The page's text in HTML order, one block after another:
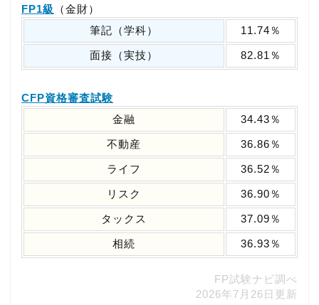
FP1級
（金財）
筆記（学科）
11.74％
面接（実技） 82.81％
CFP資格審査試験
金融
34.43％
不動産 36.86％
ライフ 36.52％
リスク 36.90％
タックス 37.09％
相続 36.93％
FP試験ナビ調べ
2026年7月26日更新